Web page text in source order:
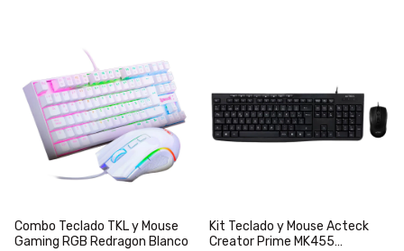
Combo Teclado TKL y Mouse
Gaming RGB Redragon Blanco
Kit Teclado y Mouse Acteck
Creator Prime MK455